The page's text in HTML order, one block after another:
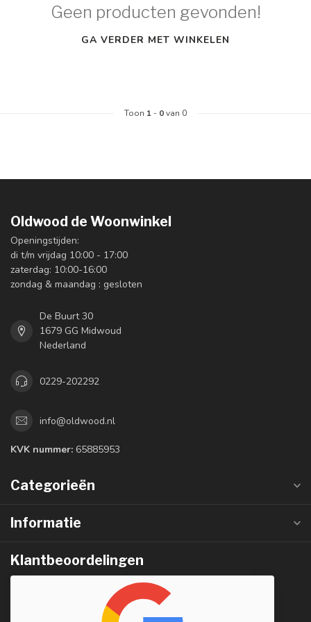
Geen producten gevonden!
GA VERDER MET WINKELEN
Toon 1 - 0van 0
Oldwood de Woonwinkel
Openingstijden:
di t/m vrijdag 10:00 - 17:00
zaterdag: 10:00-16:00
zondag & maandag : gesloten
De Buurt 30
1679 GG Midwoud
Nederland
0229-202292
info@oldwood.nl
KVK nummer: 65885953
Categorieën
Informatie
Klantbeoordelingen